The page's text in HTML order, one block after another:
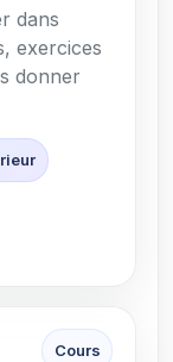
dans
exercices
donner
Cours